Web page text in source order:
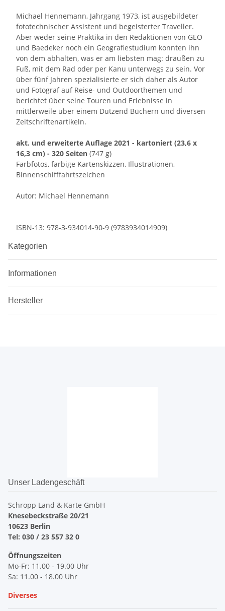
Michael Hennemann, Jahrgang 1973, ist ausgebildeter
fototechnischer Assistent und begeisterter Traveller.
Aber weder seine Praktika in den Redaktionen von GEO
und Baedeker noch ein Geografiestudium konnten ihn
von dem abhalten, was er am liebsten mag: draußen zu
Fuß, mit dem Rad oder per Kanu unterwegs zu sein. Vor
über fünf Jahren spezialisierte er sich daher als Autor
und Fotograf auf Reise- und Outdoorthemen und
berichtet über seine Touren und Erlebnisse in
mittlerweile über einem Dutzend Büchern und diversen
Zeitschriftenartikeln.
akt. und erweiterte Auflage 2021 - kartoniert (23,6 x
16,3 cm) - 320 Seiten (747 g)
Farbfotos, farbige Kartenskizzen, Illustrationen,
Binnenschifffahrtszeichen
Autor: Michael Hennemann
ISBN-13: 978-3-934014-90-9 (9783934014909)
Kategorien
Informationen
Hersteller
Unser Ladengeschäft
Schropp Land & Karte GmbH
Knesebeckstraße 20/21
10623 Berlin
Tel: 030 / 23 557 32 0
Öffnungszeiten
Mo-Fr: 11.00 - 19.00 Uhr
Sa: 11.00 - 18.00 Uhr
Diverses